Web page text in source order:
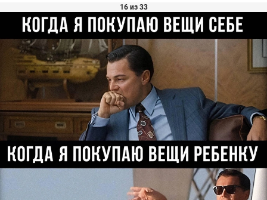
16 из 33